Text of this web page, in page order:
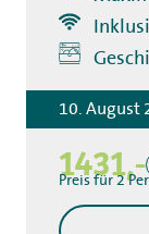
10. August
1431,-
Preis für 2